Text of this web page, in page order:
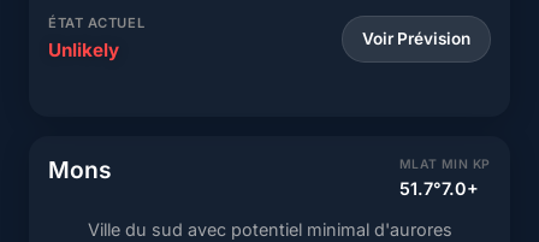
ÉTAT ACTUEL
Unlikely Voir Prévision
Mons MLAT
51.7°
MIN KP
7.0+
Ville du sud avec potentiel minimal d'aurores